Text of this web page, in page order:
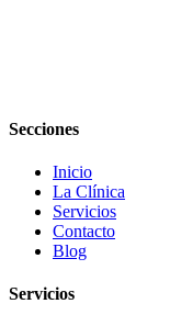
Secciones
Inicio
La Clínica
Servicios
Contacto
Blog
Servicios